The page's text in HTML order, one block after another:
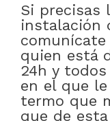
Si precisas
instalación
quien está
24h y
en el que
termo que
que de